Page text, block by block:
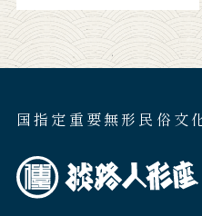
国指定重要無形民俗